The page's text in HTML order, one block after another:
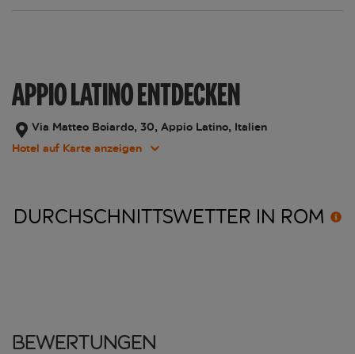
APPIO LATINO ENTDECKEN
Via Matteo Boiardo, 30, Appio Latino, Italien
Hotel auf Karte anzeigen
DURCHSCHNITTSWETTER IN ROM
Bewertungen